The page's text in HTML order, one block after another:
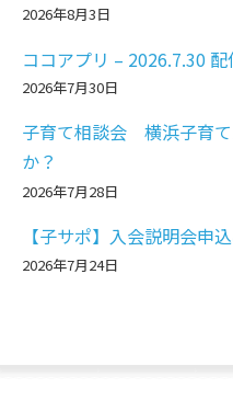
2026年8月3日
ココアプリ – 2026.7.30
2026年7月30日
子育て相談会 横浜子育
か？
2026年7月28日
【子サポ】入会説明会申
2026年7月24日